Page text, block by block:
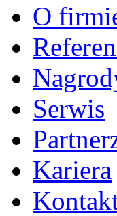
O
Serwis
Kariera